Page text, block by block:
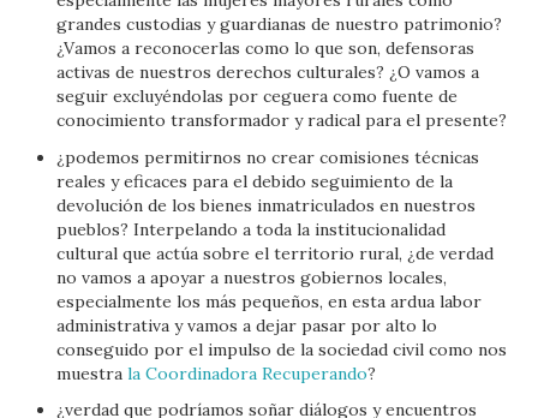
grandes custodias y guardianas de nuestro patrimonio?
¿Vamos a reconocerlas como lo que son, defensoras
activas de nuestros derechos culturales? ¿O vamos a
seguir excluyéndolas por ceguera como fuente de
conocimiento transformador y radical para el presente?
¿podemos permitirnos no crear comisiones técnicas
reales y eficaces para el debido seguimiento de la
devolución de los bienes inmatriculados en nuestros
pueblos? Interpelando a toda la institucionalidad
cultural que actúa sobre el territorio rural, ¿de verdad
no vamos a apoyar a nuestros gobiernos locales,
especialmente los más pequeños, en esta ardua labor
administrativa y vamos a dejar pasar por alto lo
conseguido por el impulso de la sociedad civil como nos
muestrala Coordinadora Recuperando?
¿verdad que podríamos soñar diálogos y encuentros